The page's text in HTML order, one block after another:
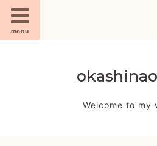
menu
Welcome to my